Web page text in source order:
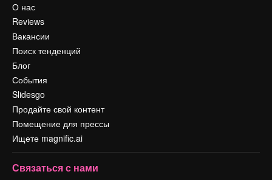
О нас
Reviews
Вакансии
Поиск тенденций
Блог
События
Slidesgo
Продайте свой контент
Помещение для прессы
Ищете magnific.ai
Связаться с нами